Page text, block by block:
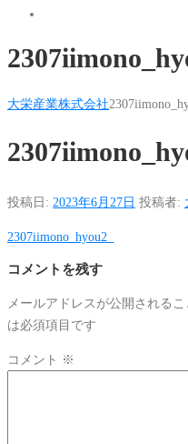
大栄産業株式会社
投稿日: 2023年6月27日 投稿者:
2307iimono_hyou2_
コメントを残す
メールアドレスが公開されるこ
は必須項目です
コメント ※